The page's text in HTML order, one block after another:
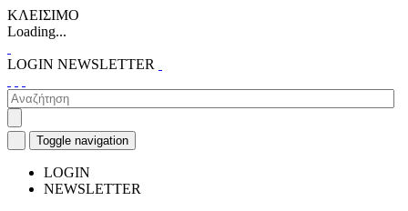
ΚΛΕΙΣΙΜΟ
Loading...
LOGIN NEWSLETTER
Toggle navigation
LOGIN
NEWSLETTER